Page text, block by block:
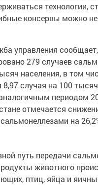
технологии,
консервы можно
управления
279 случаев
населения, в том
8,97 случая на 100
периодом
отмечается
на
путь передачи
животного
птиц, яйца и